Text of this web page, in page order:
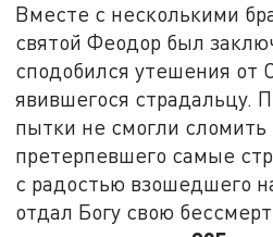
Вместе с несколькими
святой Феодор был
сподобился утешения от
явившегося страдальцу.
пытки не смогли сломить
претерпевшего самые
с радостью взошедшего
отдал Богу свою